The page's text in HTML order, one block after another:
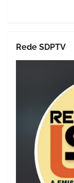
Rede SDPTV